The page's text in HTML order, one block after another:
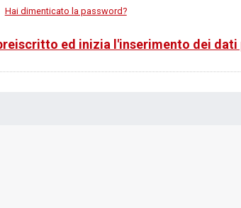
Hai dimenticato la password?
ed inizia l'inserimento dei dati